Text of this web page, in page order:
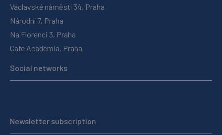
Václavské náměstí 34, Praha
Národní 7, Praha
Na Florenci 3, Praha
Cafe Academia, Praha
Social networks
Newsletter subscription